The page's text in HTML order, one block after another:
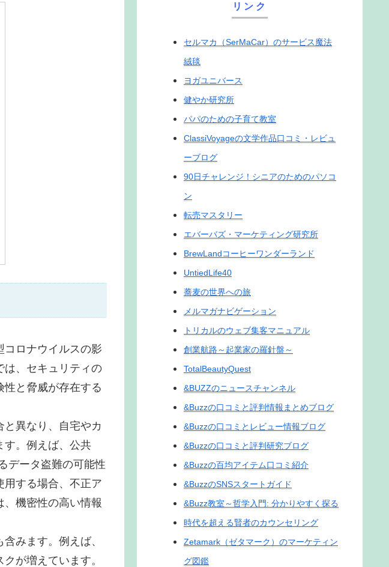
コロナウイルスの影
は、セキュリティの
と脅威が存在する
と異なり、自宅やカ
す。例えば、公共
データ盗難の可能性
用する場合、不正ア
機密性の高い情報
みます。例えば、
が増えています。
リンク
セルマカ（SerMaCar）のサービス魔法
絨毯
ヨガユニバース
健やか研究所
パパのための子育て教室
ClassiVoyageの文学作品口コミ・レビュ
ーブログ
90日チャレンジ！シニアのためのパソコ
ン
転売マスタリー
エバーバズ・マーケティング研究所
BrewLandコーヒーワンダーランド
UntiedLife40
蕎麦の世界への旅
メルマガナビゲーション
トリカルのウェブ集客マニュアル
創業航路～起業家の羅針盤～
TotalBeautyQuest
&BUZZのニュースチャンネル
&Buzzの口コミと評判情報まとめブログ
&Buzzの口コミとレビュー情報ブログ
&Buzzの口コミと評判研究ブログ
&Buzzの百均アイテム口コミ紹介
&BuzzのSNSスタートガイド
&Buzz教室～哲学入門: 分かりやすく探る
時代を超える賢者のカウンセリング
Zetamark（ゼタマーク）のマーケティン
グ図鑑